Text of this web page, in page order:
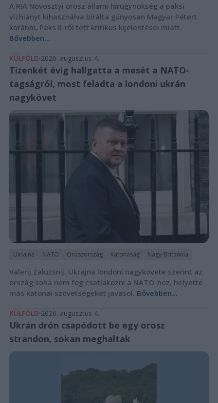
A RIA Novosztyi orosz állami hírügynökség a paksi
vízhiányt kihasználva bírálta gúnyosan Magyar Pétert
korábbi, Paks II-ről tett kritikus kijelentései miatt.
Bővebben...
KÜLFÖLD 2026. augusztus 4.
Tizenkét évig hallgatta a mesét a NATO-
tagságról, most feladta a londoni ukrán
nagykövet
Ukrajna NATO Oroszország Katonaság Nagy-Britannia
Valerij Zaluzsnij, Ukrajna londoni nagykövete szerint az
ország soha nem fog csatlakozni a NATO-hoz, helyette
más katonai szövetségeket javasol. Bővebben...
KÜLFÖLD 2026. augusztus 4.
Ukrán drón csapódott be egy orosz
strandon, sokan meghaltak